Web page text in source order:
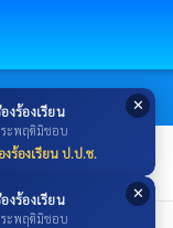
✕
งร้องเรียน
ะพฤติมิชอบ
งร้องเรียน ป.ป.ช.
✕
งร้องเรียน
ะพฤติมิชอบ